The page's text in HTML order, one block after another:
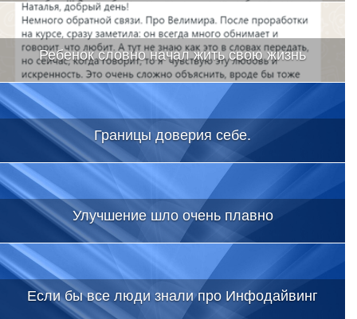
Ребенок словно начал жить свою жизнь
Границы доверия себе.
Улучшение шло очень плавно
Если бы все люди знали про Инфодайвинг